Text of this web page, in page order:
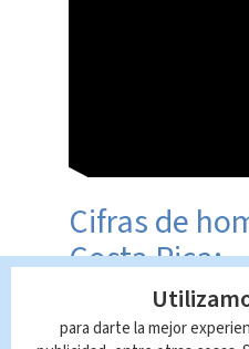
Cifras de
Costa Rica:
La cifra de
para darte la mejor